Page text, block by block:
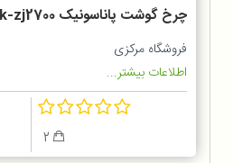
چرخ گوشت پاناسونیک mk-zj2700
فروشگاه مرکزی
اطلاعات بیشتر...